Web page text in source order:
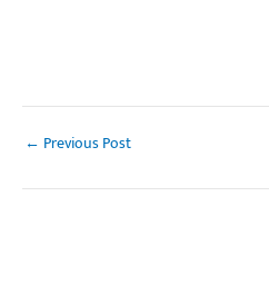
← Previous Post